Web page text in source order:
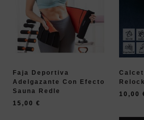
Faja Deportiva
Adelgazante Con Efecto
Sauna Redle
15,00 €
10,00